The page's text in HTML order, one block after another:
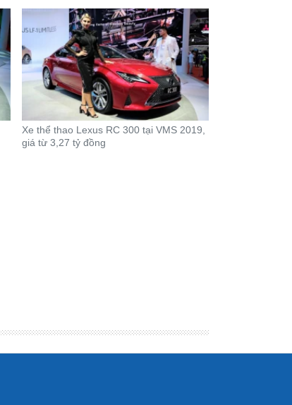
Xe thể thao Lexus RC 300 tại VMS 2019,
giá từ 3,27 tỷ đồng